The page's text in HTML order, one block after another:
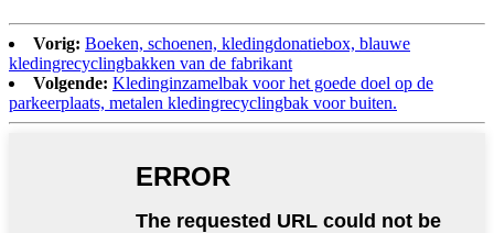
Vorig: Boeken, schoenen, kledingdonatiebox, blauwe
kledingrecyclingbakken van de fabrikant
Volgende: Kledinginzamelbak voor het goede doel op de
parkeerplaats, metalen kledingrecyclingbak voor buiten.